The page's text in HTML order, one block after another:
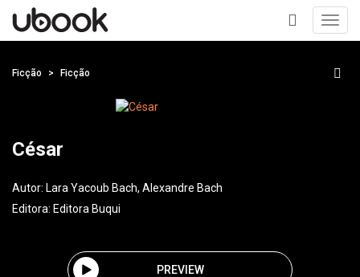
+
Ficção Ficção
César
Autor: Lara Yacoub Bach, Alexandre Bach
Editora: Editora Buqui
PREVIEW